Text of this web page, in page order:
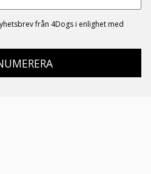
från 4Dogs i enlighet med